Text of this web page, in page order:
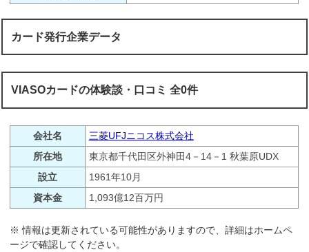
カード発行企業データ
VIASOカードの体験談・口コミ 全0件
会社名
三菱UFJニコス株式会社
所在地
東京都千代田区外神田4－14－1 秋葉原UDX
設立
1961年10月
資本金
1,093億12百万円
※ 情報は更新されている可能性がありますので、詳細はホームペ
ージで確認してください。